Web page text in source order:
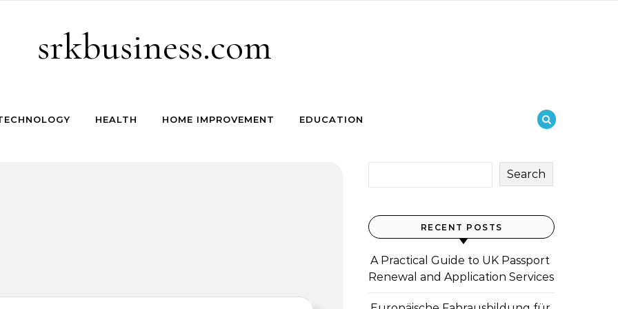
srkbusiness.com
HEALTH HOME IMPROVEMENT EDUCATION
Search
RECENT POSTS
A Practical Guide to UK Passport
Renewal and Application Services